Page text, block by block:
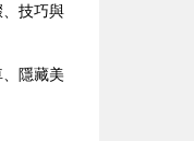
技巧與
隱藏美